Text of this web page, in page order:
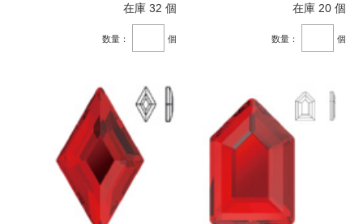
在庫 32 個
数量： 個
在庫 20 個
数量： 個